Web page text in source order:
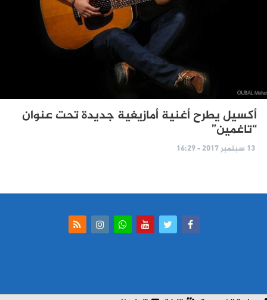
أكسيل يطرح أغنية أمازيغية جديدة تحت عنوان
“تاغمين”
13 سبتمبر 2017 - 16:29